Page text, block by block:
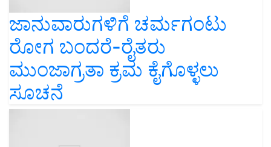
ಜಾನುವಾರುಗಳಿಗೆ ಚರ್ಮಗಂಟು
ರೋಗ ಬಂದರೆ-ರೈತರು
ಮುಂಜಾಗ್ರತಾ ಕ್ರಮ ಕೈಗೊಳ್ಳಲು
ಸೂಚನೆ